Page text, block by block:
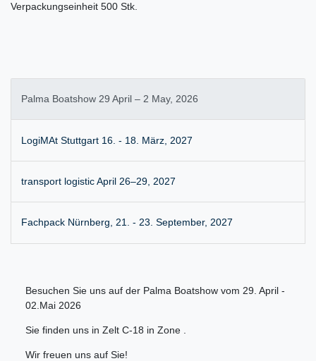
Verpackungseinheit 500 Stk.
Palma Boatshow 29 April – 2 May, 2026
LogiMAt Stuttgart 16. - 18. März, 2027
transport logistic April 26–29, 2027
Fachpack Nürnberg, 21. - 23. September, 2027
Besuchen Sie uns auf der Palma Boatshow vom 29. April -
02.Mai 2026
Sie finden uns in Zelt C-18 in Zone .
Wir freuen uns auf Sie!